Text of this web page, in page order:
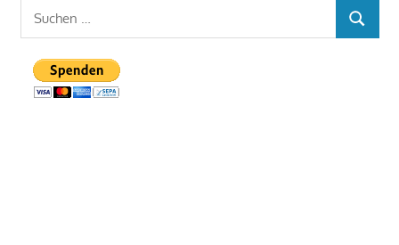
Suchen
SUCHEN